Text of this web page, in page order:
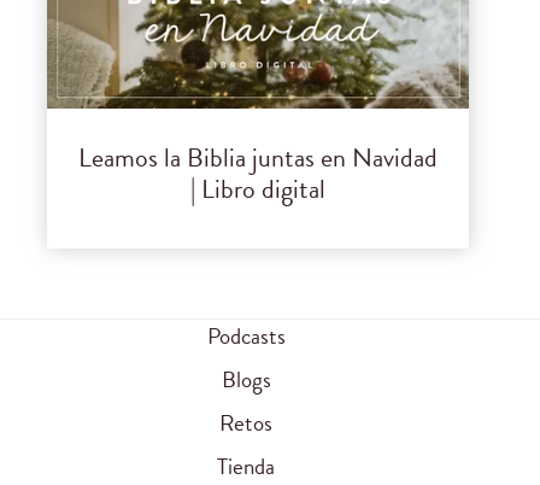
Leamos la Biblia juntas en Navidad
| Libro digital
Podcasts
Blogs
Retos
Tienda